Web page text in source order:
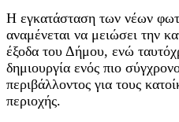
Η εγκατάσταση των νέων
αναμένεται να μειώσει την
έξοδα του Δήμου, ενώ
δημιουργία ενός πιο
περιβάλλοντος για τους
περιοχής.